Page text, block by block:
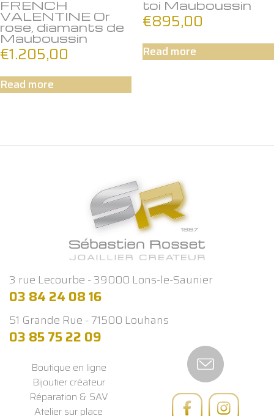
FRENCH
VALENTINE Or
rose, diamants de
Mauboussin
€1.205,00
Read more
toi Mauboussin
€895,00
Read more
Boutique en ligne
Bijoutier créateur
Réparation & SAV
Atelier sur place
3 rue Lecourbe - 39000 Lons-le-Saunier
03 84 24 08 16
51 Grande Rue - 71500 Louhans
03 85 75 22 09